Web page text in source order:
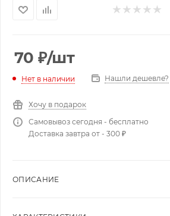
70 ₽/шт
Нет в наличии Нашли дешевле?
Хочу в подарок
Самовывоз сегодня - бесплатно
Доставка завтра от - 300 ₽
ОПИСАНИЕ